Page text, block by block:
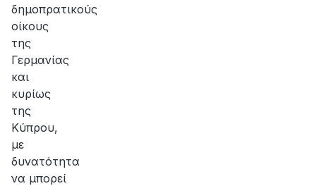
δημοπρατικούς
οίκους
της
Γερμανίας
και
κυρίως
της
Κύπρου,
με
δυνατότητα
να μπορεί